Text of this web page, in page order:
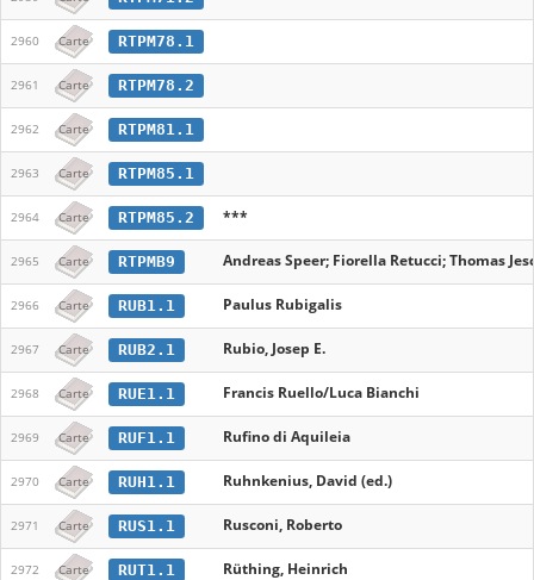
2960 Carte RTPM78.1
2961 Carte RTPM78.2
2962 Carte RTPM81.1
2963 Carte RTPM85.1
2964 Carte RTPM85.2 ***
2965 Carte RTPMB9 Andreas Speer; Fiorella Retucci; Thomas
2966 Carte RUB1.1 Paulus Rubigalis
2967 Carte RUB2.1 Rubio, Josep E.
2968 Carte RUE1.1 Francis Ruello/Luca Bianchi
2969 Carte RUF1.1 Rufino di Aquileia
2970 Carte RUH1.1 Ruhnkenius, David (ed.)
2971 Carte RUS1.1 Rusconi, Roberto
2972 Carte RUT1.1 Rüthing, Heinrich